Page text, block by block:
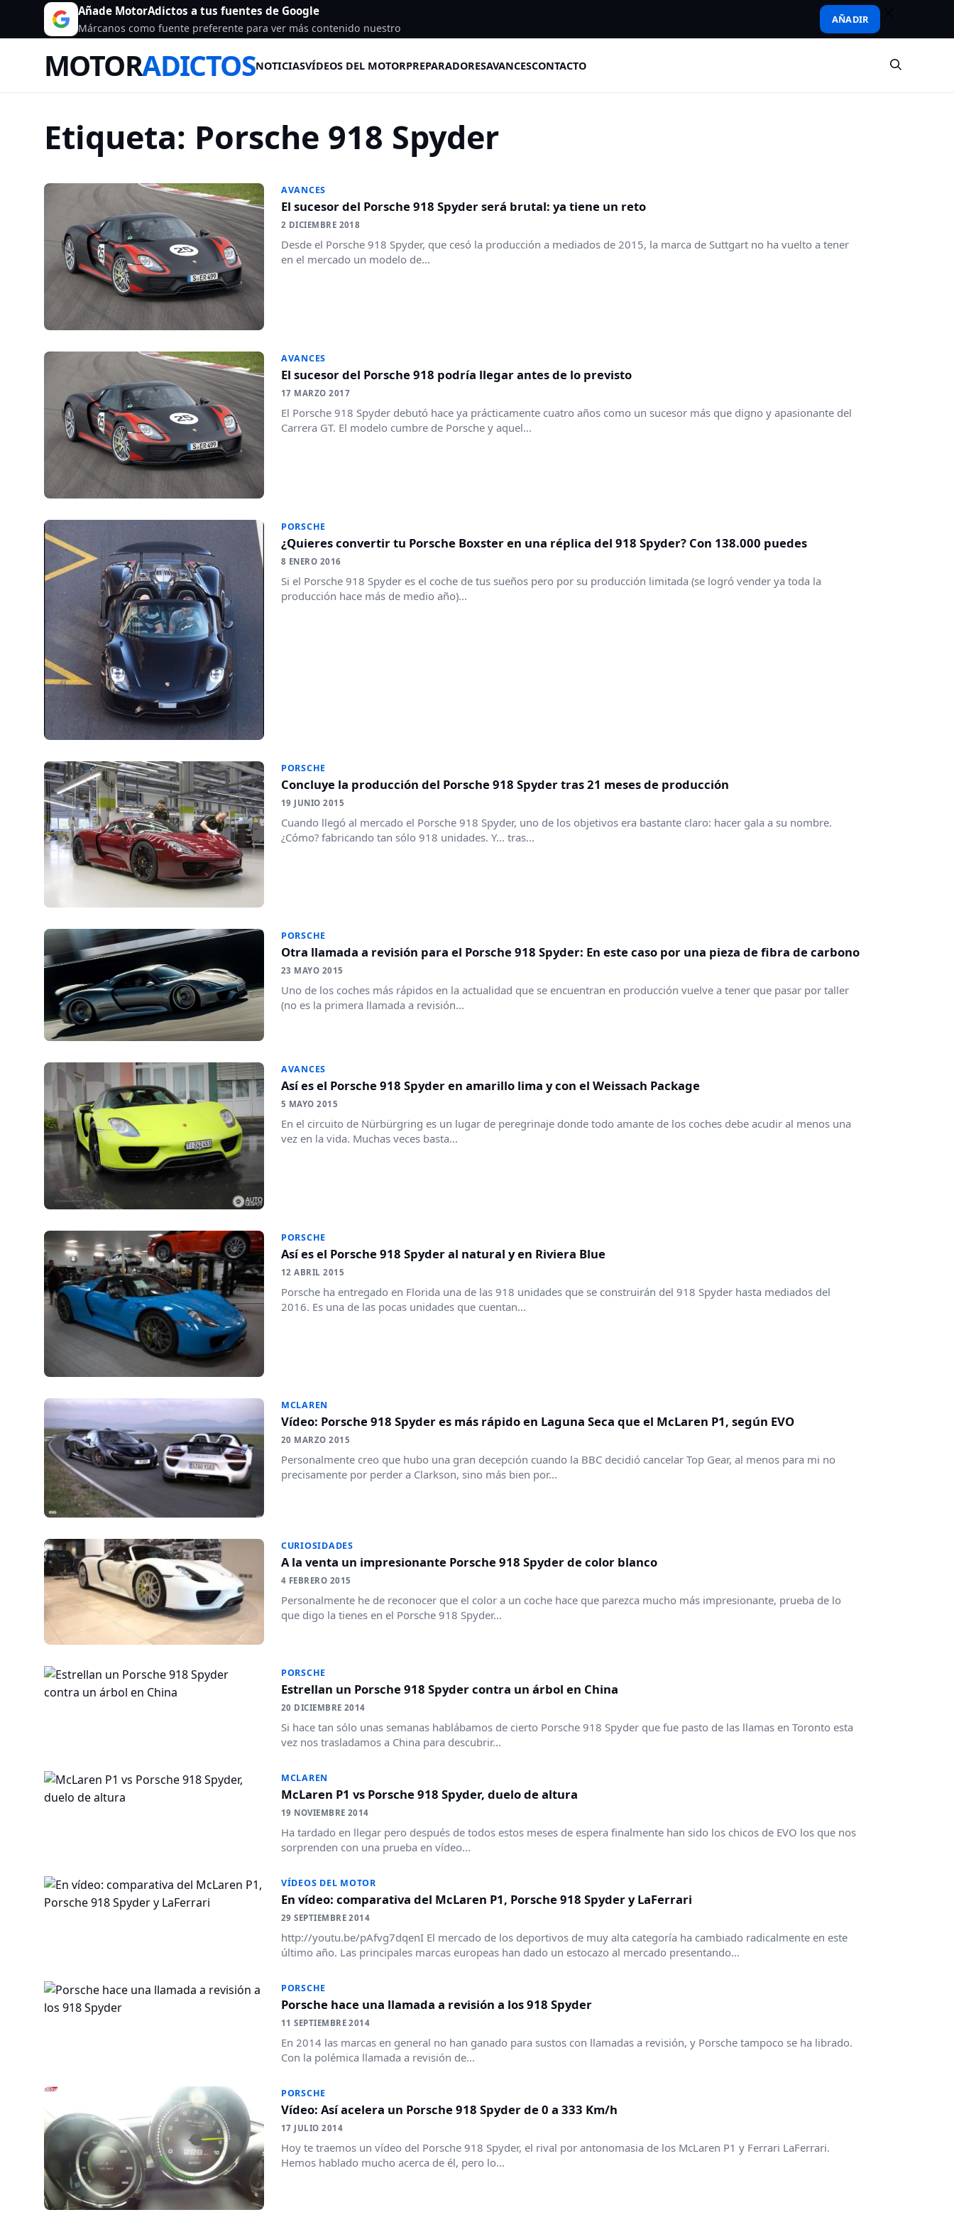
Añade MotorAdictos a tus fuentes de Google
Márcanos como fuente preferente para ver más contenido nuestro
AÑADIR
MOTORADICTOSNOTICIASVÍDEOS DEL MOTORPREPARADORESAVANCESCONTACTO
Etiqueta: Porsche 918 Spyder
AVANCES
El sucesor del Porsche 918 Spyder será brutal: ya tiene un reto
2 DICIEMBRE 2018
Desde el Porsche 918 Spyder, que cesó la producción a mediados de 2015, la marca de Suttgart no ha vuelto a tener
en el mercado un modelo de...
AVANCES
El sucesor del Porsche 918 podría llegar antes de lo previsto
17 MARZO 2017
El Porsche 918 Spyder debutó hace ya prácticamente cuatro años como un sucesor más que digno y apasionante del
Carrera GT. El modelo cumbre de Porsche y aquel...
PORSCHE
¿Quieres convertir tu Porsche Boxster en una réplica del 918 Spyder? Con 138.000 puedes
8 ENERO 2016
Si el Porsche 918 Spyder es el coche de tus sueños pero por su producción limitada (se logró vender ya toda la
producción hace más de medio año)...
PORSCHE
Concluye la producción del Porsche 918 Spyder tras 21 meses de producción
19 JUNIO 2015
Cuando llegó al mercado el Porsche 918 Spyder, uno de los objetivos era bastante claro: hacer gala a su nombre.
¿Cómo? fabricando tan sólo 918 unidades. Y... tras...
PORSCHE
Otra llamada a revisión para el Porsche 918 Spyder: En este caso por una pieza de fibra de carbono
23 MAYO 2015
Uno de los coches más rápidos en la actualidad que se encuentran en producción vuelve a tener que pasar por taller
(no es la primera llamada a revisión...
AVANCES
Así es el Porsche 918 Spyder en amarillo lima y con el Weissach Package
5 MAYO 2015
En el circuito de Nürbürgring es un lugar de peregrinaje donde todo amante de los coches debe acudir al menos una
vez en la vida. Muchas veces basta...
PORSCHE
Así es el Porsche 918 Spyder al natural y en Riviera Blue
12 ABRIL 2015
Porsche ha entregado en Florida una de las 918 unidades que se construirán del 918 Spyder hasta mediados del
2016. Es una de las pocas unidades que cuentan...
MCLAREN
Vídeo: Porsche 918 Spyder es más rápido en Laguna Seca que el McLaren P1, según EVO
20 MARZO 2015
Personalmente creo que hubo una gran decepción cuando la BBC decidió cancelar Top Gear, al menos para mi no
precisamente por perder a Clarkson, sino más bien por...
CURIOSIDADES
A la venta un impresionante Porsche 918 Spyder de color blanco
4 FEBRERO 2015
Personalmente he de reconocer que el color a un coche hace que parezca mucho más impresionante, prueba de lo
que digo la tienes en el Porsche 918 Spyder...
PORSCHE
Estrellan un Porsche 918 Spyder contra un árbol en China
20 DICIEMBRE 2014
Si hace tan sólo unas semanas hablábamos de cierto Porsche 918 Spyder que fue pasto de las llamas en Toronto esta
vez nos trasladamos a China para descubrir...
MCLAREN
McLaren P1 vs Porsche 918 Spyder, duelo de altura
19 NOVIEMBRE 2014
Ha tardado en llegar pero después de todos estos meses de espera finalmente han sido los chicos de EVO los que nos
sorprenden con una prueba en vídeo...
VÍDEOS DEL MOTOR
En vídeo: comparativa del McLaren P1, Porsche 918 Spyder y LaFerrari
29 SEPTIEMBRE 2014
http://youtu.be/pAfvg7dqenI El mercado de los deportivos de muy alta categoría ha cambiado radicalmente en este
último año. Las principales marcas europeas han dado un estocazo al mercado presentando...
PORSCHE
Porsche hace una llamada a revisión a los 918 Spyder
11 SEPTIEMBRE 2014
En 2014 las marcas en general no han ganado para sustos con llamadas a revisión, y Porsche tampoco se ha librado.
Con la polémica llamada a revisión de...
PORSCHE
Vídeo: Así acelera un Porsche 918 Spyder de 0 a 333 Km/h
17 JULIO 2014
Hoy te traemos un vídeo del Porsche 918 Spyder, el rival por antonomasia de los McLaren P1 y Ferrari LaFerrari.
Hemos hablado mucho acerca de él, pero lo...